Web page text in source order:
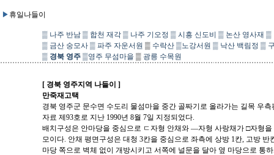
▶ 휴일나들이
▒ 나주 반남 ▒ 합천 재각 ▒ 나주 기오정 ▒ 시흥 신도비 ▒ 논산 영사재 ▒
▒ 금산 숭모사 ▒ 파주 자운서원 ▒ 수락산 ▒노강서원 ▒ 낙산 백림정 ▒
▒ 경북 영주 ▒영주 무섬마을 ▒ 광릉 수목원
[ 경북 영주지역 나들이 ]
만죽재고택
경북 영주군 문수면 수도리 물섬마을 중간 골짜기로 올라가는 길목 우
자료 제93호로 지난 1990년 8월 7일 지정되었다.
배치구성은 안마당을 중심으로 ㄷ자형 안채와 ―자형 사랑채가 □자형
모이다. 안채 평면구성은 대청 3칸을 중심으로 좌측에 상방 1칸, 고방
마당 쪽으로 벽체 없이 개방시키고 서쪽에 널문을 달아 옆 마당으로 통